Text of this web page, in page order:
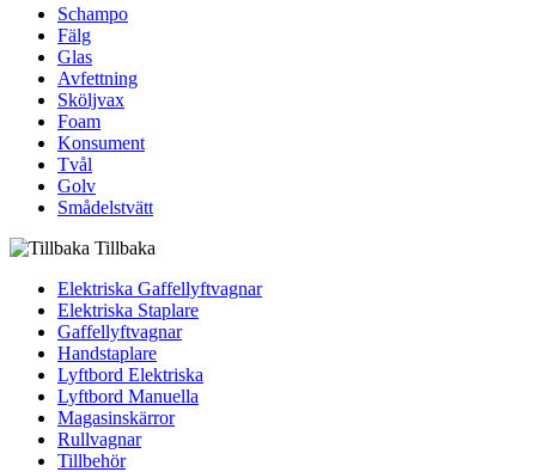
Schampo
Fälg
Glas
Avfettning
Sköljvax
Foam
Konsument
Tvål
Golv
Smådelstvätt
Tillbaka
Elektriska Gaffellyftvagnar
Elektriska Staplare
Gaffellyftvagnar
Handstaplare
Lyftbord Elektriska
Lyftbord Manuella
Magasinskärror
Rullvagnar
Tillbehör